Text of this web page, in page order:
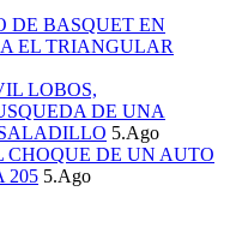
DE BASQUET EN
EL TRIANGULAR
LOBOS,
DE UNA
5.Ago
CHOQUE DE UN AUTO
205 5.Ago